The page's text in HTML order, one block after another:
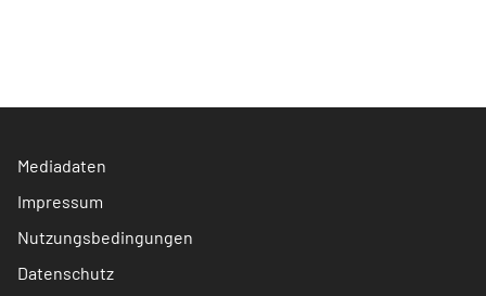
Mediadaten
Impressum
Nutzungsbedingungen
Datenschutz